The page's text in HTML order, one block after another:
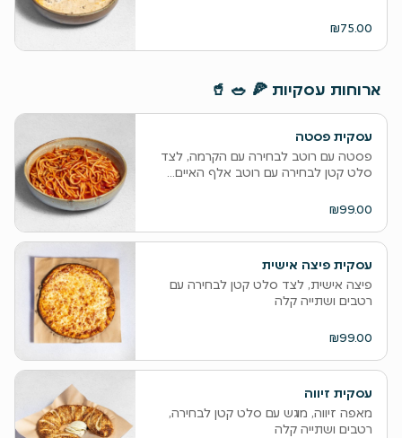
₪75.00
‫ארוחות עסקיות 🍕 🥗 🥤
עסקית פסטה
פסטה עם רוטב לבחירה עם הקרמה, לצד
סלט קטן לבחירה עם רוטב אלף האיים...
₪99.00
עסקית פיצה אישית
פיצה אישית, לצד סלט קטן לבחירה עם
רטבים ושתייה קלה
₪99.00
עסקית זיווה
מאפה זיווה, מוגש עם סלט קטן לבחירה,
רטבים ושתייה קלה